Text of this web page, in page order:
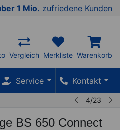
1 Mio. zufriedene Kunden
Vergleich Merkliste Warenkorb
Service Kontakt
4/23
BS 650 Connect